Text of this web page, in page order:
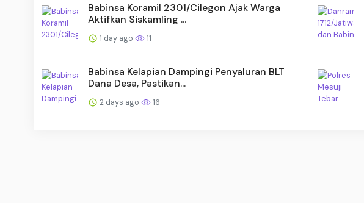
Babinsa Koramil 2301/Cilegon Ajak Warga
Aktifkan Siskamling ...
1 day ago 11
Babinsa Kelapian Dampingi Penyaluran BLT
Dana Desa, Pastikan...
2 days ago 16